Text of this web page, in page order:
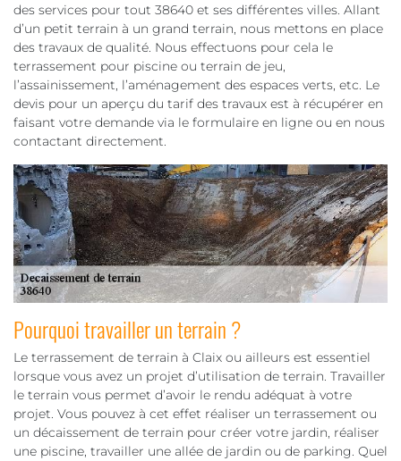
des services pour tout 38640 et ses différentes villes. Allant
d’un petit terrain à un grand terrain, nous mettons en place
des travaux de qualité. Nous effectuons pour cela le
terrassement pour piscine ou terrain de jeu,
l’assainissement, l’aménagement des espaces verts, etc. Le
devis pour un aperçu du tarif des travaux est à récupérer en
faisant votre demande via le formulaire en ligne ou en nous
contactant directement.
Pourquoi travailler un terrain ?
Le terrassement de terrain à Claix ou ailleurs est essentiel
lorsque vous avez un projet d’utilisation de terrain. Travailler
le terrain vous permet d’avoir le rendu adéquat à votre
projet. Vous pouvez à cet effet réaliser un terrassement ou
un décaissement de terrain pour créer votre jardin, réaliser
une piscine, travailler une allée de jardin ou de parking. Quel